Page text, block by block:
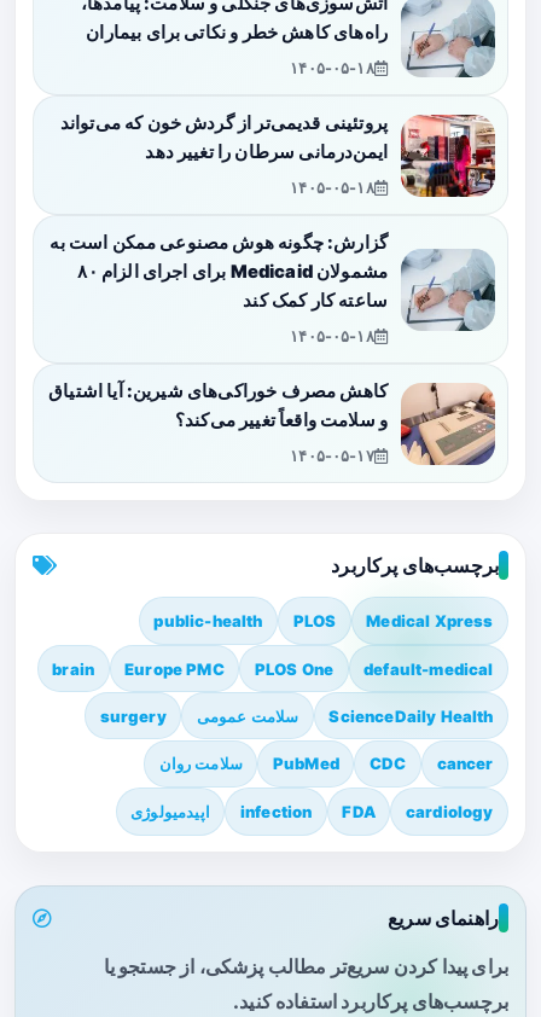
راه‌های کاهش خطر و نکاتی برای بیماران
۱۴۰۵-۰۵-۱۸
پروتئینی قدیمی‌تر از گردش خون که می‌تواند
ایمن‌درمانی سرطان را تغییر دهد
۱۴۰۵-۰۵-۱۸
گزارش: چگونه هوش مصنوعی ممکن است به
مشمولان Medicaid برای اجرای الزام ۸۰
ساعته کار کمک کند
۱۴۰۵-۰۵-۱۸
کاهش مصرف خوراکی‌های شیرین: آیا اشتیاق
و سلامت واقعاً تغییر می‌کند؟
۱۴۰۵-۰۵-۱۷
برچسب‌های پرکاربرد
Medical Xpress
PLOS
public-health
default-medical
PLOS One
Europe PMC
brain
ScienceDaily Health سلامت عمومی surgery
cancer
CDC
PubMed سلامت روان
cardiology
FDA
infection اپیدمیولوژی
راهنمای سریع
برای پیدا کردن سریع‌تر مطالب پزشکی، از جستجو یا
برچسب‌های پرکاربرد استفاده کنید.